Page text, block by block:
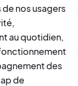
de nos usagers
au quotidien,
des
de